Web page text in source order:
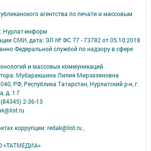
агентства по печати и массовым
⁠информ
СМИ, дата: ЭЛ № ФС 77 -⁠ 73782 от 05.10.2018
Федеральной службой по надзору в сфере
и массовых коммуникаций
Мубаракшина Лилия Мирзазяновна
РФ, Республика Татарстан, Нурлатский р-н, г.
д. 1 Г
2-36-13
коррупции: redak@list.ru ,
«ТАТМЕДИА»